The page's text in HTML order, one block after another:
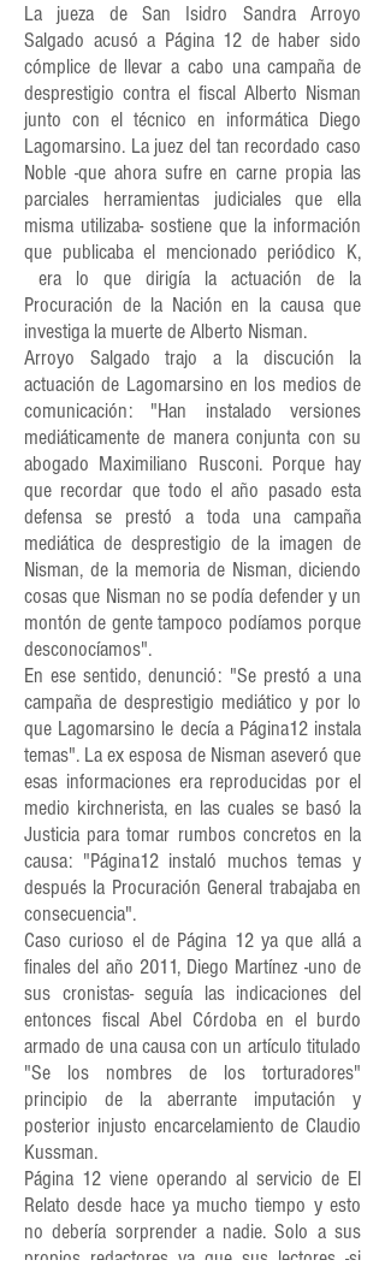
La jueza de San Isidro Sandra Arroyo
Salgado acusó a Página 12 de haber sido
cómplice de llevar a cabo una campaña de
desprestigio contra el fiscal Alberto Nisman
junto con el técnico en informática Diego
Lagomarsino. La juez del tan recordado caso
Noble -que ahora sufre en carne propia las
parciales herramientas judiciales que ella
misma utilizaba- sostiene que la información
que publicaba el mencionado periódico K,
era lo que dirigía la actuación de la
Procuración de la Nación en la causa que
investiga la muerte de Alberto Nisman.
Arroyo Salgado trajo a la discución la
actuación de Lagomarsino en los medios de
comunicación: "Han instalado versiones
mediáticamente de manera conjunta con su
abogado Maximiliano Rusconi. Porque hay
que recordar que todo el año pasado esta
defensa se prestó a toda una campaña
mediática de desprestigio de la imagen de
Nisman, de la memoria de Nisman, diciendo
cosas que Nisman no se podía defender y un
montón de gente tampoco podíamos porque
desconocíamos".
En ese sentido, denunció: "Se prestó a una
campaña de desprestigio mediático y por lo
que Lagomarsino le decía a Página12 instala
temas". La ex esposa de Nisman aseveró que
esas informaciones era reproducidas por el
medio kirchnerista, en las cuales se basó la
Justicia para tomar rumbos concretos en la
causa: "Página12 instaló muchos temas y
después la Procuración General trabajaba en
consecuencia".
Caso curioso el de Página 12 ya que allá a
finales del año 2011, Diego Martínez -uno de
sus cronistas- seguía las indicaciones del
entonces fiscal Abel Córdoba en el burdo
armado de una causa con un artículo titulado
"Se los nombres de los torturadores"
principio de la aberrante imputación y
posterior injusto encarcelamiento de Claudio
Kussman.
Página 12 viene operando al servicio de El
Relato desde hace ya mucho tiempo y esto
no debería sorprender a nadie. Solo a sus
propios redactores ya que sus lectores -si